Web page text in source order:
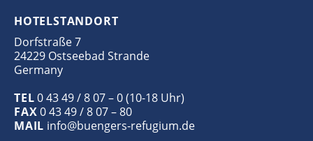
HOTELSTANDORT
Dorfstraße 7
24229 Ostseebad Strande
Germany
TEL0 43 49 / 8 07 – 0 (10-18 Uhr)
FAX0 43 49 / 8 07 – 80
MAIL info@buengers-refugium.de